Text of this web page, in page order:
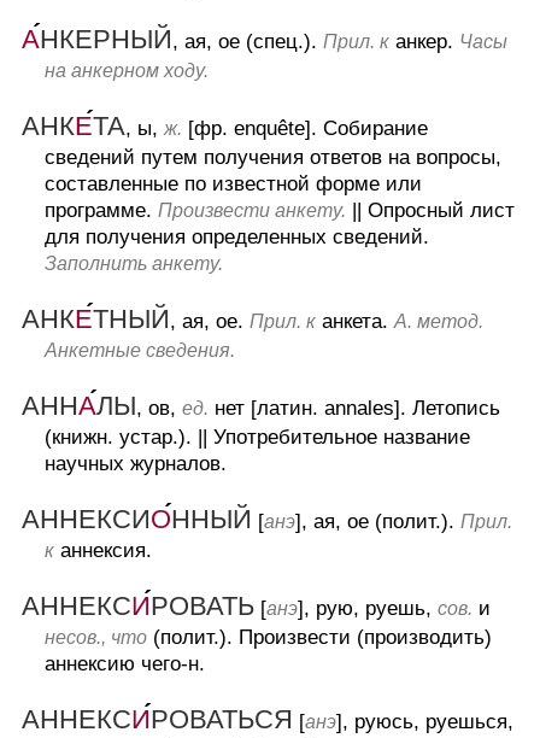
АНКЕРНЫЙ, ая, ое (спец.). Прил. к анкер. Часы
на анкерном ходу.
АНКЕТА, ы,ж. [фр. enquête]. Собирание
сведений путем получения ответов на вопросы,
составленные по известной форме или
программе. Произвести анкету.
Опросный лист
для получения определенных сведений.
Заполнить анкету.
АНКЕТНЫЙ, ая, ое. Прил. к анкета. А. метод.
Анкетные сведения.
АННАЛЫ, ов, ед. нет [латин. annales]. Летопись
(книжн. устар.).
Употребительное название
научных журналов.
АННЕКСИОННЫЙ [анэ], ая, ое (полит.). Прил.
к аннексия.
АННЕКСИРОВАТЬ [анэ], рую, руешь, сов. и
несов., что (полит.). Произвести (производить)
аннексию чего-н.
АННЕКСИРОВАТЬСЯ [анэ], руюсь, руешься,